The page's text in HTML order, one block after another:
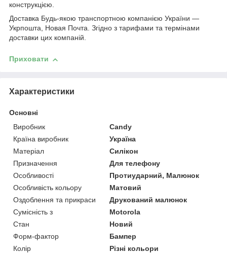
конструкцією.
Доставка Будь-якою транспортною компанією України —
Укрпошта, Новая Почта. Згідно з тарифами та термінами
доставки цих компаній.
Приховати
Характеристики
Основні
Виробник
Candy
Країна виробник
Україна
Матеріал
Силікон
Призначення
Для телефону
Особливості
Протиударний, Малюнок
Особливість кольору
Матовий
Оздоблення та прикраси
Друкований малюнок
Сумісність з
Motorola
Стан
Новий
Форм-фактор
Бампер
Колір
Різні кольори